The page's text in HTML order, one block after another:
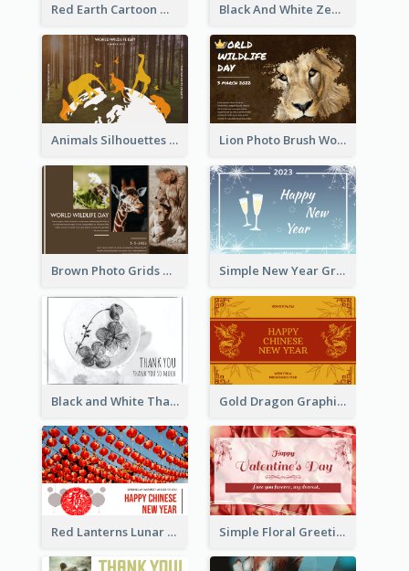
Red Earth Cartoon World Malaria Day Greeting Card Black And White Zebra World Wildlife Day Greeting Card
Animals Silhouettes World Wildlife Day Greeting Card Lion Photo Brush World Wildlife Day Greeting Card
Brown Photo Grids World Wildlife Day Greeting Card Simple New Year Greeting Card For 2021
Black and White Thank You Greeting Card Gold Dragon Graphic Lunar New Year Greeting Card
Red Lanterns Lunar New Year Greeting Card Simple Floral Greeting Card Of Valentine's Day